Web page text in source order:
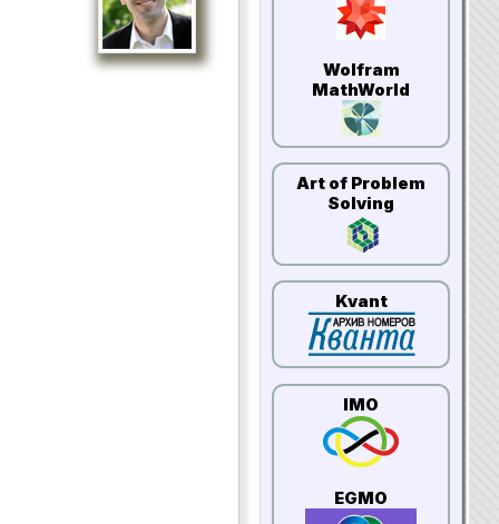
Wolfram
MathWorld
Art of Problem
Solving
Kvant
IMO
EGMO